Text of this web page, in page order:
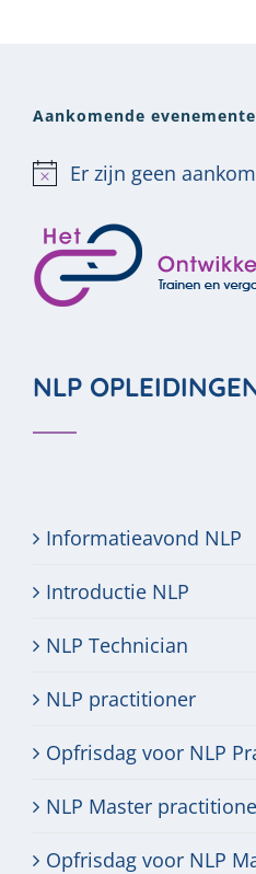
Aankomende
Bericht
Er zijn geen
NLP
Informatieavond NLP
Introductie NLP
NLP Technician
NLP practitioner
Opfrisdag voor NLP
NLP Master
Opfrisdag voor NLP